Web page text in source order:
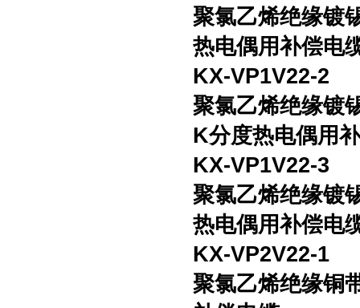
聚氯乙烯绝缘镀
热电偶用补偿电
KX-VP1V22-2
聚氯乙烯绝缘镀
K分度热电偶用
KX-VP1V22-3
聚氯乙烯绝缘镀
热电偶用补偿电
KX-VP2V22-1
聚氯乙烯绝缘铜